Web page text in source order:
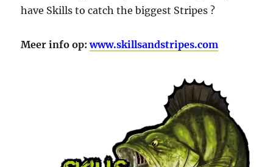
have Skills to catch the biggest Stripes ?
Meer info op:www.skillsandstripes.com